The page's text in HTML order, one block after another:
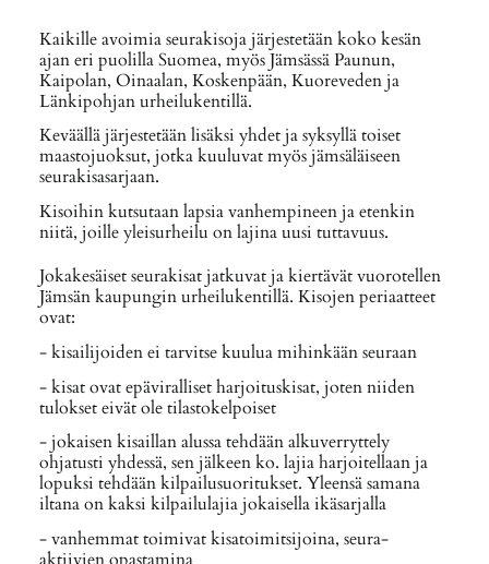
Kaikille avoimia seurakisoja järjestetään koko kesän
ajan eri puolilla Suomea, myös Jämsässä Paunun,
Kaipolan, Oinaalan, Koskenpään, Kuoreveden ja
Länkipohjan urheilukentillä.
Keväällä järjestetään lisäksi yhdet ja syksyllä toiset
maastojuoksut, jotka kuuluvat myös jämsäläiseen
seurakisasarjaan.
Kisoihin kutsutaan lapsia vanhempineen ja etenkin
niitä, joille yleisurheilu on lajina uusi tuttavuus.
Jokakesäiset seurakisat jatkuvat ja kiertävät vuorotellen
Jämsän kaupungin urheilukentillä. Kisojen periaatteet
ovat:
- kisailijoiden ei tarvitse kuulua mihinkään seuraan
- kisat ovat epäviralliset harjoituskisat, joten niiden
tulokset eivät ole tilastokelpoiset
- jokaisen kisaillan alussa tehdään alkuverryttely
ohjatusti yhdessä, sen jälkeen ko. lajia harjoitellaan ja
lopuksi tehdään kilpailusuoritukset. Yleensä samana
iltana on kaksi kilpailulajia jokaisella ikäsarjalla
- vanhemmat toimivat kisatoimitsijoina, seura-